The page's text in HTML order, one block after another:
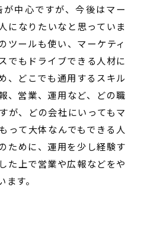
中心ですが、今後はマー
になりたいなと思っていま
ツールも使い、マーケティ
でもドライブできる人材に
、どこでも通用するスキル
、営業、運用など、どの職
が、どの会社にいってもマ
って大体なんでもできる人
ために、運用を少し経験す
た上で営業や広報などをや
す。